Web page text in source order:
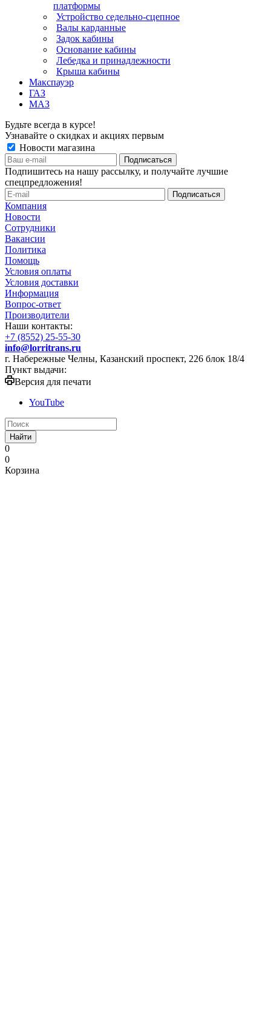
платформы
Устройство седельно-сцепное
Валы карданные
Задок кабины
Основание кабины
Лебедка и принадлежности
Крыша кабины
Макспауэр
ГАЗ
МАЗ
Будьте всегда в курсе!
Узнавайте о скидках и акциях первым
Новости магазина
Подпишитесь на нашу рассылку, и получайте лучшие
спецпредложения!
Компания
Новости
Сотрудники
Вакансии
Политика
Помощь
Условия оплаты
Условия доставки
Информация
Вопрос-ответ
Производители
Наши контакты:
+7 (8552) 25-55-30
info@lorritrans.ru
г. Набережные Челны, Казанский проспект, 226 блок 18/4
Пункт выдачи:
Версия для печати
YouTube
Найти
0
0
Корзина